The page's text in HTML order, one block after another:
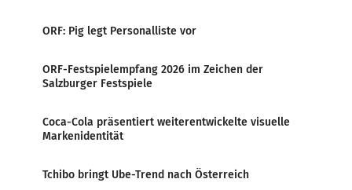
ORF: Pig legt Personalliste vor
ORF-Festspielempfang 2026 im Zeichen der
Salzburger Festspiele
Coca-Cola präsentiert weiterentwickelte visuelle
Markenidentität
Tchibo bringt Ube-Trend nach Österreich